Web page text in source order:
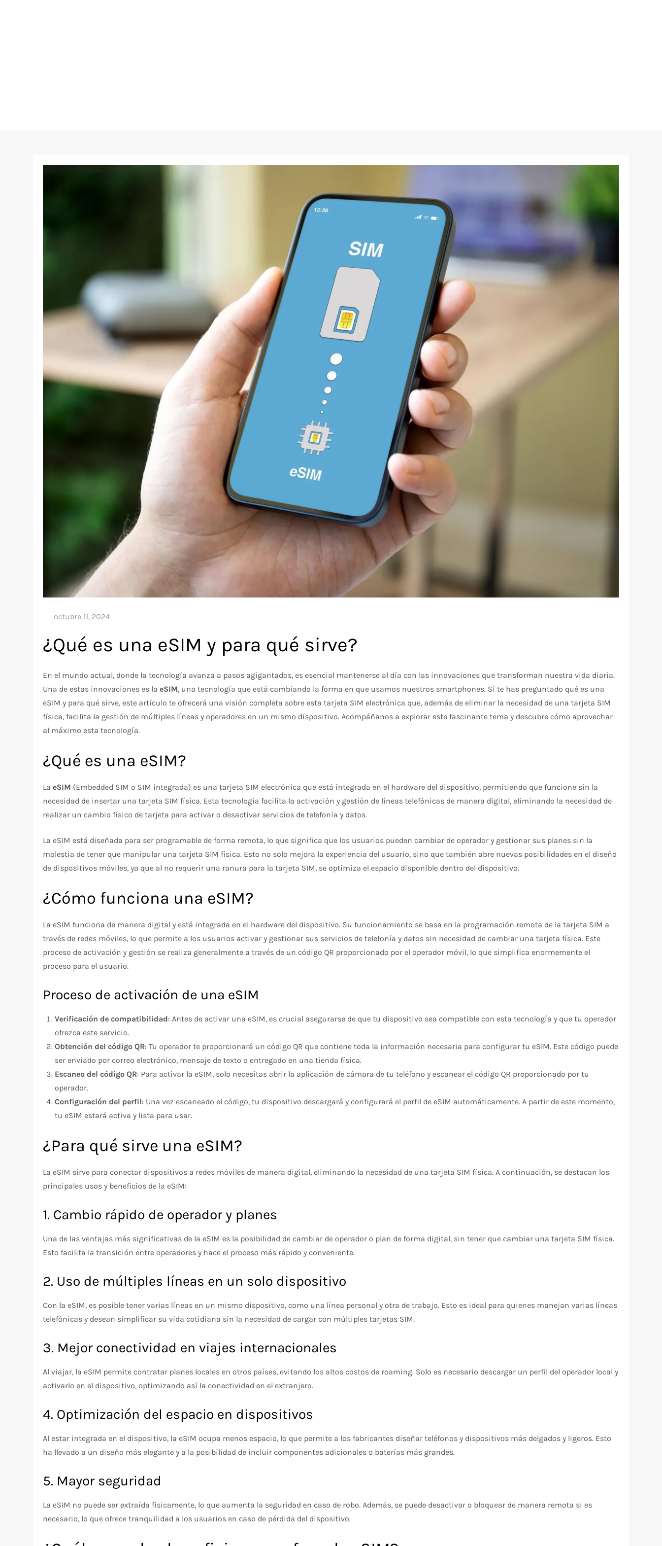
¿Qué es una eSIM y para qué sirve?
En el mundo actual, donde la tecnología avanza a pasos agigantados, es esencial mantenerse al día con las innovaciones que transforman nuestra vida diaria.
Una de estas innovaciones es laeSIM, una tecnología que está cambiando la forma en que usamos nuestros smartphones. Si te has preguntado qué es una
eSIM y para qué sirve, este artículo te ofrecerá una visión completa sobre esta tarjeta SIM electrónica que, además de eliminar la necesidad de una tarjeta SIM
física, facilita la gestión de múltiples líneas y operadores en un mismo dispositivo. Acompáñanos a explorar este fascinante tema y descubre cómo aprovechar
al máximo esta tecnología.
¿Qué es una eSIM?
LaeSIM (Embedded SIM o SIM integrada) es una tarjeta SIM electrónica que está integrada en el hardware del dispositivo, permitiendo que funcione sin la
necesidad de insertar una tarjeta SIM física. Esta tecnología facilita la activación y gestión de líneas telefónicas de manera digital, eliminando la necesidad de
realizar un cambio físico de tarjeta para activar o desactivar servicios de telefonía y datos.
La eSIM está diseñada para ser programable de forma remota, lo que significa que los usuarios pueden cambiar de operador y gestionar sus planes sin la
molestia de tener que manipular una tarjeta SIM física. Esto no solo mejora la experiencia del usuario, sino que también abre nuevas posibilidades en el diseño
de dispositivos móviles, ya que al no requerir una ranura para la tarjeta SIM, se optimiza el espacio disponible dentro del dispositivo.
¿Cómo funciona una eSIM?
La eSIM funciona de manera digital y está integrada en el hardware del dispositivo. Su funcionamiento se basa en la programación remota de la tarjeta SIM a
través de redes móviles, lo que permite a los usuarios activar y gestionar sus servicios de telefonía y datos sin necesidad de cambiar una tarjeta física. Este
proceso de activación y gestión se realiza generalmente a través de un código QR proporcionado por el operador móvil, lo que simplifica enormemente el
proceso para el usuario.
Proceso de activación de una eSIM
Verificación de compatibilidad: Antes de activar una eSIM, es crucial asegurarse de que tu dispositivo sea compatible con esta tecnología y que tu operador
ofrezca este servicio.
Obtención del código QR: Tu operador te proporcionará un código QR que contiene toda la información necesaria para configurar tu eSIM. Este código puede
ser enviado por correo electrónico, mensaje de texto o entregado en una tienda física.
Escaneo del código QR: Para activar la eSIM, solo necesitas abrir la aplicación de cámara de tu teléfono y escanear el código QR proporcionado por tu
operador.
Configuración del perfil: Una vez escaneado el código, tu dispositivo descargará y configurará el perfil de eSIM automáticamente. A partir de este momento,
tu eSIM estará activa y lista para usar.
¿Para qué sirve una eSIM?
La eSIM sirve para conectar dispositivos a redes móviles de manera digital, eliminando la necesidad de una tarjeta SIM física. A continuación, se destacan los
principales usos y beneficios de la eSIM:
1. Cambio rápido de operador y planes
Una de las ventajas más significativas de la eSIM es la posibilidad de cambiar de operador o plan de forma digital, sin tener que cambiar una tarjeta SIM física.
Esto facilita la transición entre operadores y hace el proceso más rápido y conveniente.
2. Uso de múltiples líneas en un solo dispositivo
Con la eSIM, es posible tener varias líneas en un mismo dispositivo, como una línea personal y otra de trabajo. Esto es ideal para quienes manejan varias líneas
telefónicas y desean simplificar su vida cotidiana sin la necesidad de cargar con múltiples tarjetas SIM.
3. Mejor conectividad en viajes internacionales
Al viajar, la eSIM permite contratar planes locales en otros países, evitando los altos costos de roaming. Solo es necesario descargar un perfil del operador local y
activarlo en el dispositivo, optimizando así la conectividad en el extranjero.
4. Optimización del espacio en dispositivos
Al estar integrada en el dispositivo, la eSIM ocupa menos espacio, lo que permite a los fabricantes diseñar teléfonos y dispositivos más delgados y ligeros. Esto
ha llevado a un diseño más elegante y a la posibilidad de incluir componentes adicionales o baterías más grandes.
5. Mayor seguridad
La eSIM no puede ser extraída físicamente, lo que aumenta la seguridad en caso de robo. Además, se puede desactivar o bloquear de manera remota si es
necesario, lo que ofrece tranquilidad a los usuarios en caso de pérdida del dispositivo.